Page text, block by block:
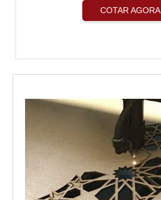
COTAR AGORA